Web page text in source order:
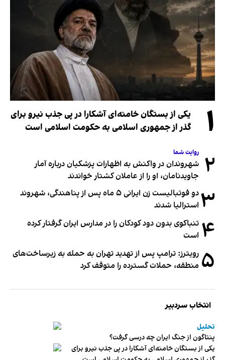
۱
یکی از بستگان خامنه‌ای آشکارا در پی جذب نیرو برای
گذر از جمهوری اسلامی به حکومت اسلامی است
۲ روایت شما
شهروندان در واکنش به اظهارات پزشکیان درباره آمار
جاویدنامان، او را از عاملان کشتار خواندند
۳
دو فوتبالیست زن ایرانی ۵ ماه پس از پناهندگی، شهروند
استرالیا شدند
۴ تنباکوی بدون دود کودکان را در مدارس ایران گرفتار کرده
است
۵ رویترز: ترامپ پس از تهدید تهران به حمله به زیرساخت‌های
منطقه، حملات گسترده را متوقف کرد
انتخاب سردبیر
تحلیل
پنتاگون از جنگ ایران چه درسی گرفت؟
یکی از بستگان خامنه‌ای آشکارا در پی جذب نیرو برای